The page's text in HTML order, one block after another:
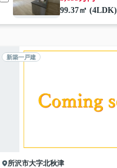
99.37㎡ (4LDK)
新築一戸建
所沢市大字北秋津